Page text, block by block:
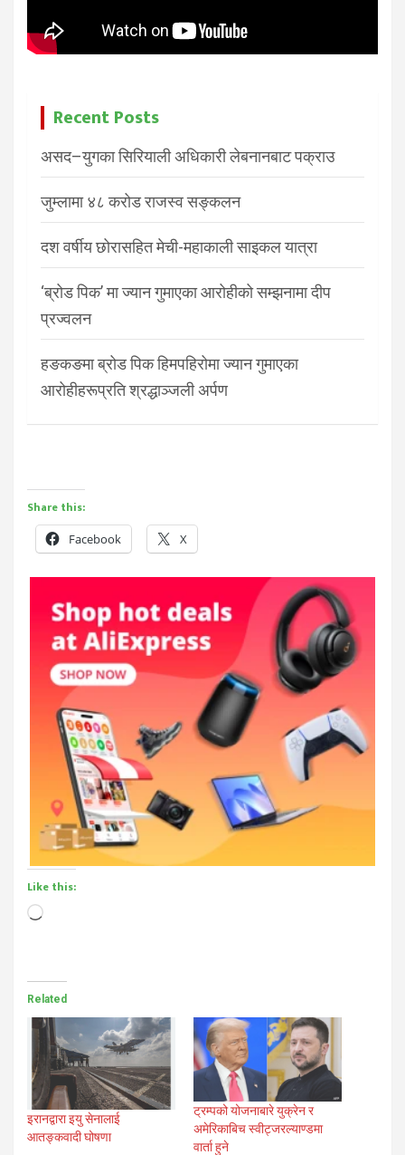
Recent Posts
असद–युगका सिरियाली अधिकारी लेबनानबाट पक्राउ
जुम्लामा ४८ करोड राजस्व सङ्कलन
दश वर्षीय छोरासहित मेची-महाकाली साइकल यात्रा
‘ब्रोड पिक’ मा ज्यान गुमाएका आरोहीको सम्झनामा दीप
प्रज्वलन
हङकङमा ब्रोड पिक हिमपहिरोमा ज्यान गुमाएका
आरोहीहरूप्रति श्रद्धाञ्जली अर्पण
Share this:
Facebook X
Like this:
Loading…
Related
इरानद्वारा इयु सेनालाई
आतङ्कवादी घोषणा
ट्रम्पको योजनाबारे युक्रेन र
अमेरिकाबिच स्वीट्जरल्याण्डमा
वार्ता हुने